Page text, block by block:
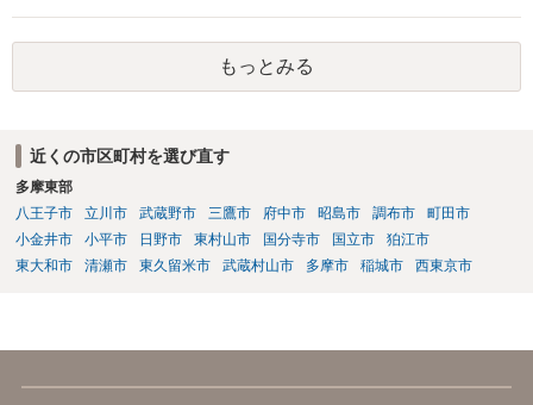
もっとみる
近くの市区町村を選び直す
多摩東部
八王子市
立川市 武蔵野市 三鷹市 府中市 昭島市 調布市
町田市
小金井市
小平市 日野市 東村山市 国分寺市 国立市
狛江市
東大和市
清瀬市 東久留米市 武蔵村山市 多摩市 稲城市 西東京市